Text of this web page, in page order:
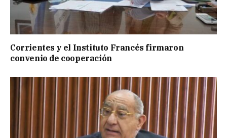
Corrientes y el Instituto Francés firmaron
convenio de cooperación